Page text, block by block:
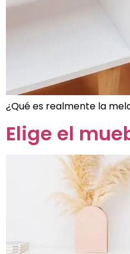
¿Qué es realmente la
Elige el